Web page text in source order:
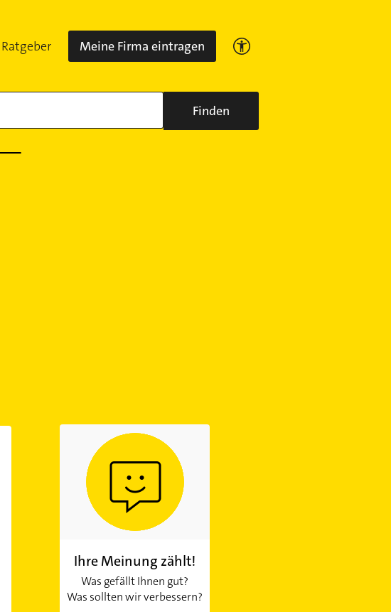
Ratgeber Meine Firma eintragen
Finden
Ihre Meinung zählt!
Was gefällt Ihnen gut?
Was sollten wir verbessern?